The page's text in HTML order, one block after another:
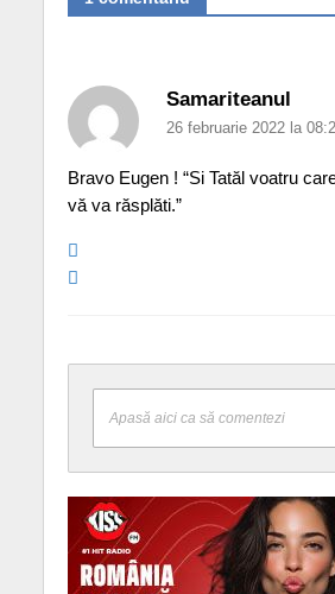
Samariteanul
26 februarie 2022 la
Bravo Eugen ! “Si Tatăl voatru
vă va răsplăti.”
Apasă aici ca să comentezi